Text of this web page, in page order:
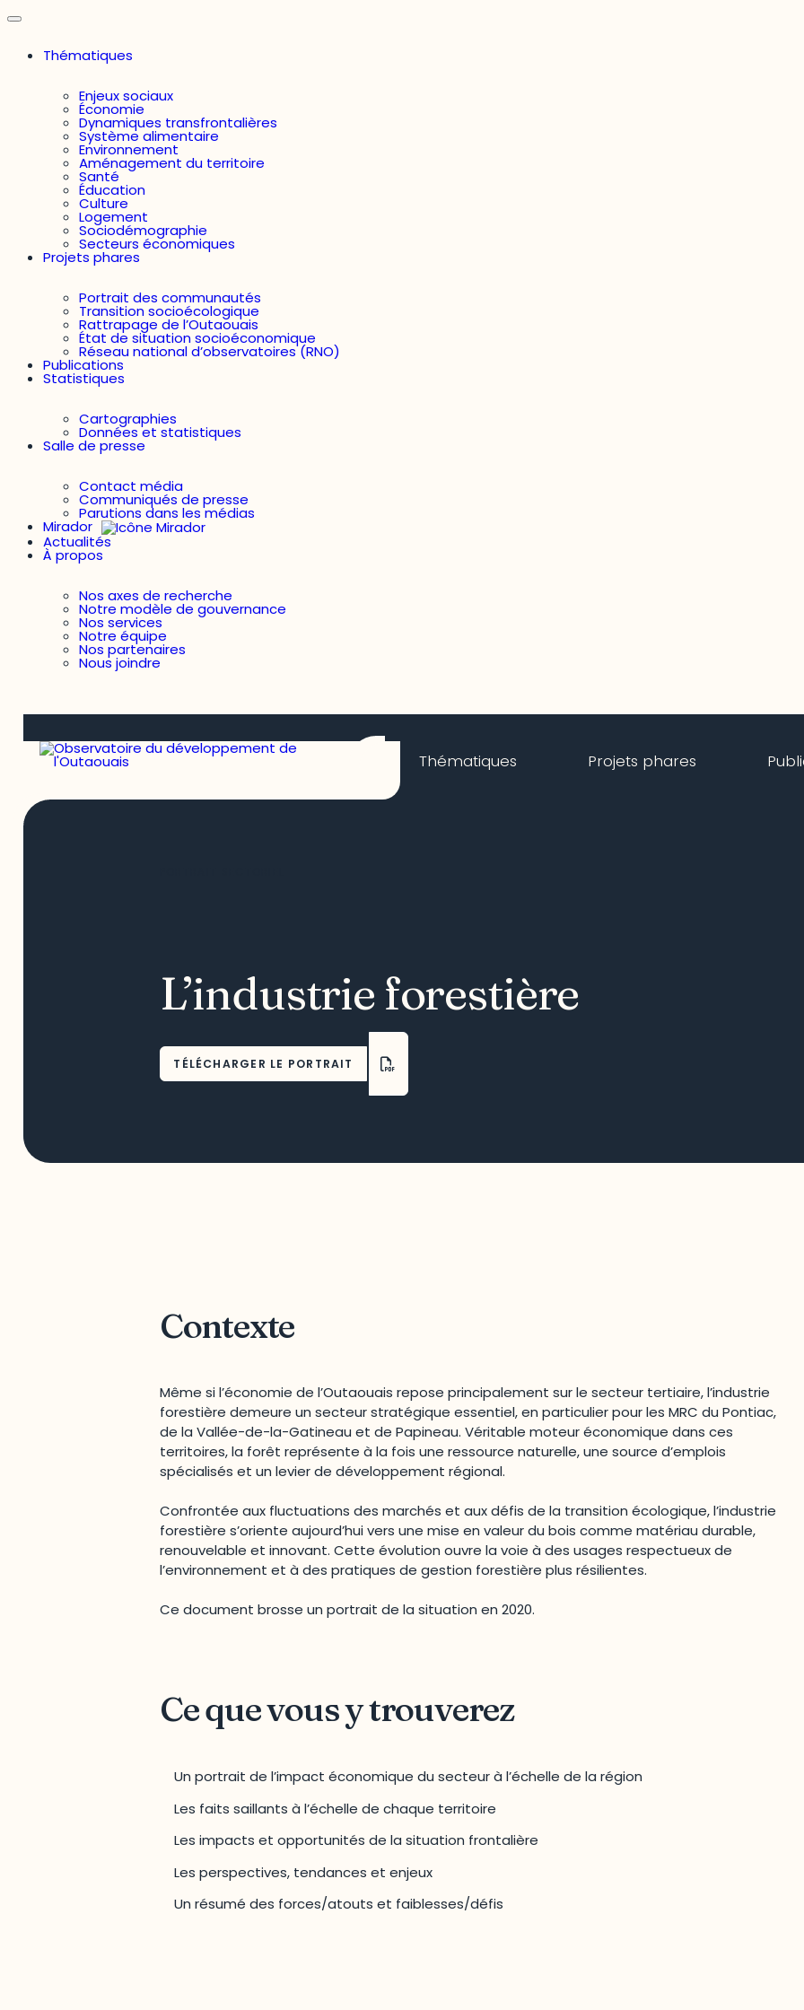
Thématiques
Enjeux sociaux
Économie
Dynamiques transfrontalières
Système alimentaire
Environnement
Aménagement du territoire
Santé
Éducation
Culture
Logement
Sociodémographie
Secteurs économiques
Projets phares
Portrait des communautés
Transition socioécologique
Rattrapage de l’Outaouais
État de situation socioéconomique
Réseau national d’observatoires (RNO)
Publications
Statistiques
Cartographies
Données et statistiques
Salle de presse
Contact média
Communiqués de presse
Parutions dans les médias
Mirador
Actualités
À propos
Nos axes de recherche
Notre modèle de gouvernance
Nos services
Notre équipe
Nos partenaires
Nous joindre
Thématiques Projets phares
L’industrie forestière
TÉLÉCHARGER LE PORTRAIT
Contexte
Même si l’économie de l’Outaouais repose principalement sur le secteur tertiaire, l’industrie
forestière demeure un secteur stratégique essentiel, en particulier pour les MRC du Pontiac,
de la Vallée-de-la-Gatineau et de Papineau. Véritable moteur économique dans ces
territoires, la forêt représente à la fois une ressource naturelle, une source d’emplois
spécialisés et un levier de développement régional.
Confrontée aux fluctuations des marchés et aux défis de la transition écologique, l’industrie
forestière s’oriente aujourd’hui vers une mise en valeur du bois comme matériau durable,
renouvelable et innovant. Cette évolution ouvre la voie à des usages respectueux de
l’environnement et à des pratiques de gestion forestière plus résilientes.
Ce document brosse un portrait de la situation en 2020.
Ce que vous y trouverez
Un portrait de l’impact économique du secteur à l’échelle de la région
Les faits saillants à l’échelle de chaque territoire
Les impacts et opportunités de la situation frontalière
Les perspectives, tendances et enjeux
Un résumé des forces/atouts et faiblesses/défis